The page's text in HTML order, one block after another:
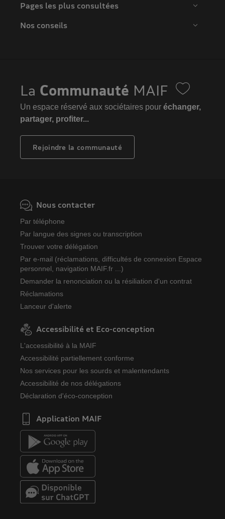
Pages les plus consultées
Nos conseils
La Communauté MAIF
Un espace réservé aux sociétaires pour échanger,
partager, profiter...
Rejoindre la communauté
Nous contacter
Par téléphone
Par langue des signes ou transcription
Trouver votre délégation
Par e-mail (réclamations, difficultés de connexion Espace
personnel, navigation MAIF.fr ...)
Demander la renonciation ou la résiliation d'un contrat
Réclamations
Lanceur d'alerte
Accessibilité et Eco-conception
L'accessibilité à la MAIF
Accessibilité partiellement conforme
Nos services pour les sourds et malentendants
Accessibilité de nos délégations
Déclaration d'éco-conception
Application MAIF